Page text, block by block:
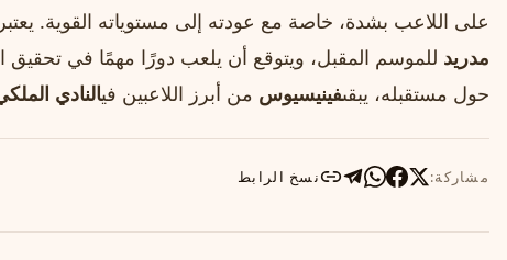
على اللاعب بشدة، خاصة مع عودته إلى مستوياته القوية. يعتبر
مدريد للموسم المقبل، ويتوقع أن يلعب دورًا مهمًا في تحقيق
حول مستقبله، يبقىفينيسيوس من أبرز اللاعبين فيالنادي
مشاركة: نسخ الرابط